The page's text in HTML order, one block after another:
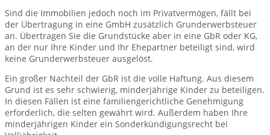
Sind die Immobilien jedoch noch im Privatvermögen, fällt bei
der Übertragung in eine GmbH zusätzlich Grunderwerbsteuer
an. Übertragen Sie die Grundstücke aber in eine GbR oder KG,
an der nur Ihre Kinder und Ihr Ehepartner beteiligt sind, wird
keine Grunderwerbsteuer ausgelöst.
Ein großer Nachteil der GbR ist die volle Haftung. Aus diesem
Grund ist es sehr schwierig, minderjährige Kinder zu beteiligen.
In diesen Fällen ist eine familiengerichtliche Genehmigung
erforderlich, die selten gewährt wird. Außerdem haben Ihre
minderjährigen Kinder ein Sonderkündigungsrecht bei